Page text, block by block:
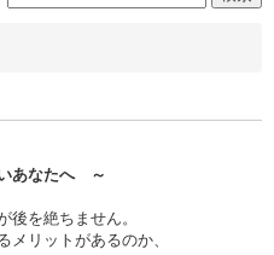
あなたへ ～
後を絶ちません。
メリットがあるのか、